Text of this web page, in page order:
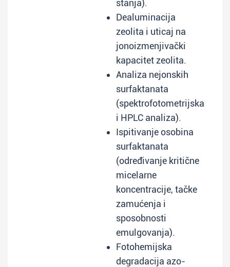
stanja).
Dealuminacija
zeolita i uticaj na
jonoizmenjivački
kapacitet zeolita.
Analiza nejonskih
surfaktanata
(spektrofotometrijska
i HPLC analiza).
Ispitivanje osobina
surfaktanata
(određivanje kritične
micelarne
koncentracije, tačke
zamućenja i
sposobnosti
emulgovanja).
Fotohemijska
degradacija azo-